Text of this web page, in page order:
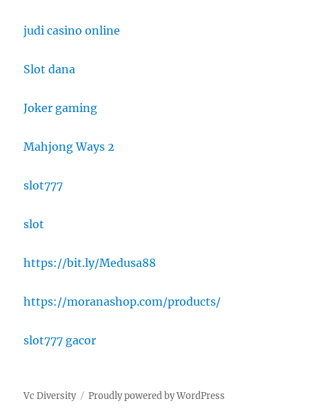
judi casino online
Slot dana
Joker gaming
Mahjong Ways 2
slot777
slot
https://bit.ly/Medusa88
https://moranashop.com/products/
slot777 gacor
Vc Diversity Proudly powered by WordPress